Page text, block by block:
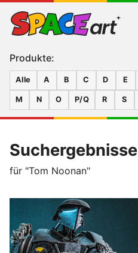
Produkte:
Alle A B C D E
M N O P/Q R S
Suchergebnisse
für "Tom Noonan"